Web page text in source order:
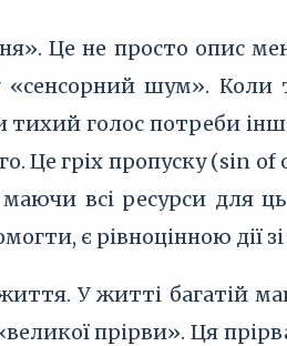
Це не просто опис
«сенсорний шум». Коли
голос потреби
Це гріх пропуску (sin of
всі ресурси для
є рівноцінною дії
У житті багатій
прірви». Ця